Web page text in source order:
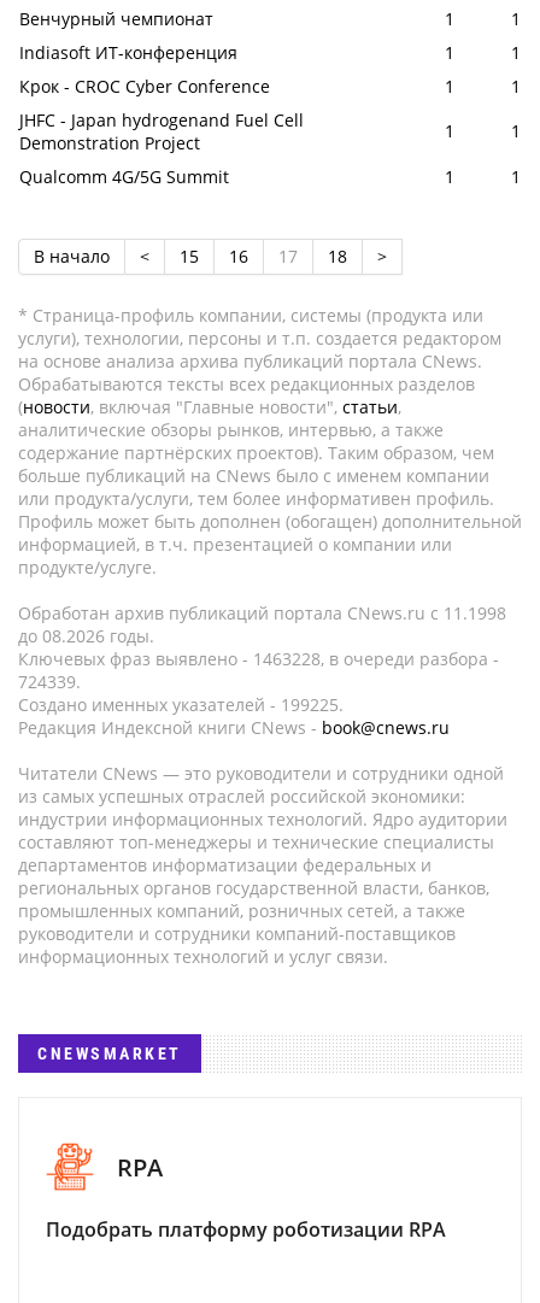
Венчурный чемпионат
1
1
Indiasoft ИТ-конференция
1
1
Крок - CROC Cyber Conference
1
1
JHFC - Japan hydrogenand Fuel Cell
Demonstration Project
1
1
Qualcomm 4G/5G Summit
1 1
В начало < 15 16 17 18 >
* Страница-профиль компании, системы (продукта или
услуги), технологии, персоны и т.п. создается редактором
на основе анализа архива публикаций портала CNews.
Обрабатываются тексты всех редакционных разделов
(новости, включая "Главные новости", статьи,
аналитические обзоры рынков, интервью, а также
содержание партнёрских проектов). Таким образом, чем
больше публикаций на CNews было с именем компании
или продукта/услуги, тем более информативен профиль.
Профиль может быть дополнен (обогащен) дополнительной
информацией, в т.ч. презентацией о компании или
продукте/услуге.
Обработан архив публикаций портала CNews.ru c 11.1998
до 08.2026 годы.
Ключевых фраз выявлено - 1463228, в очереди разбора -
724339.
Создано именных указателей - 199225.
Редакция Индексной книги CNews - book@cnews.ru
Читатели CNews — это руководители и сотрудники одной
из самых успешных отраслей российской экономики:
индустрии информационных технологий. Ядро аудитории
составляют топ-менеджеры и технические специалисты
департаментов информатизации федеральных и
региональных органов государственной власти, банков,
промышленных компаний, розничных сетей, а также
руководители и сотрудники компаний-поставщиков
информационных технологий и услуг связи.
CNEWSMARKET
RPA
Подобрать платформу роботизации RPA